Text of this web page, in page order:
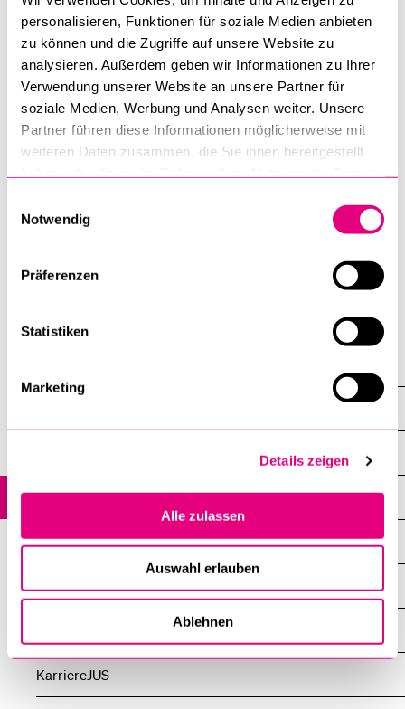
personalisieren, Funktionen für soziale Medien anbieten
zu können und die Zugriffe auf unsere Website zu
analysieren. Außerdem geben wir Informationen zu Ihrer
Verwendung unserer Website an unsere Partner für
soziale Medien, Werbung und Analysen weiter. Unsere
Partner führen diese Informationen möglicherweise mit
weiteren Daten zusammen, die Sie ihnen bereitgestellt
Notwendig
Präferenzen
Statistiken
Marketing
Details zeigen
Alle zulassen
Auswahl erlauben
Ablehnen
News
Veranstaltungen
Über die Fakultät
KarriereJUS
der Alpen an der Universität Luzern
und ist Open Access
verfügbar.
Andreas Abegg | Oliver Streiff
Rechtliche Steuerung der Landgewinnung im alpinen
Raum: Untersuchung am Beispiel der
Autobahnüberdeckung Airolo.
EIZ Publishing, Zürich 2026
Mehr Infos und Open-Access-Abruf (Verlagswebsite)
10. Juli 2026